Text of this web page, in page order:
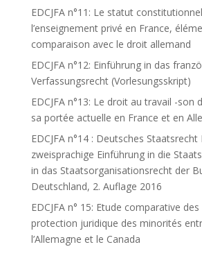
EDCJFA n°11: Le statut
l’enseignement privé en France,
comparaison avec le droit allemand
EDCJFA n°12: Einführung in das
Verfassungsrecht (Vorlesungsskript)
EDCJFA n°13: Le droit au travail -son
sa portée actuelle en France et en
EDCJFA n°14 : Deutsches Staatsrecht
zweisprachige Einführung in die
in das Staatsorganisationsrecht der
Deutschland, 2. Auflage 2016
EDCJFA n° 15: Etude comparative
protection juridique des minorités
l’Allemagne et le Canada